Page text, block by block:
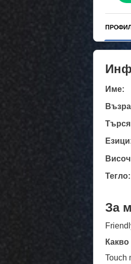
ПРОФИЛ
Име:
Тегло:
За
Touch